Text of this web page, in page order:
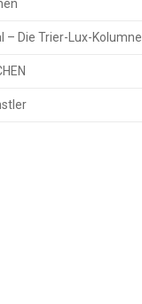
– Die Trier-Lux-Kolumne